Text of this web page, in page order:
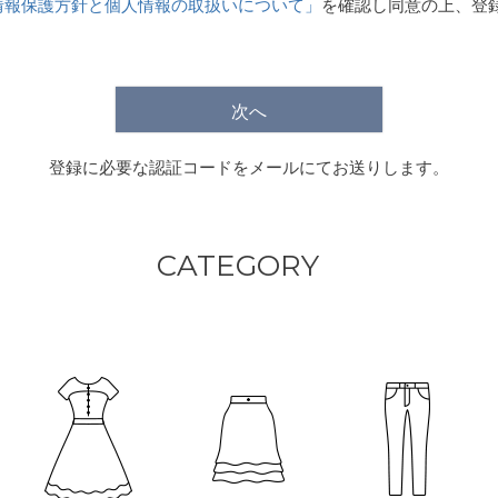
) 保護方針と個人情報の取扱いについて」 を確認し同意の上、登
次へ
登録に必要な認証コードをメールにてお送りします。
CATEGORY